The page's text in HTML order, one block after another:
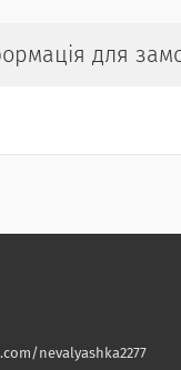
для
nevalyashka2277